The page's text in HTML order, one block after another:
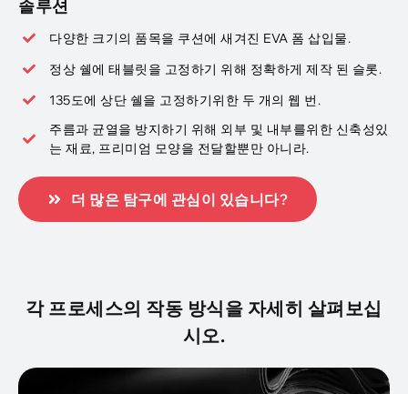
솔루션
다양한 크기의 품목을 쿠션에 새겨진 EVA 폼 삽입물.
정상 쉘에 태블릿을 고정하기 위해 정확하게 제작 된 슬롯.
135도에 상단 쉘을 고정하기위한 두 개의 웹 번.
주름과 균열을 방지하기 위해 외부 및 내부를위한 신축성있
는 재료, 프리미엄 모양을 전달할뿐만 아니라.
더 많은 탐구에 관심이 있습니다?
각 프로세스의 작동 방식을 자세히 살펴보십
시오.